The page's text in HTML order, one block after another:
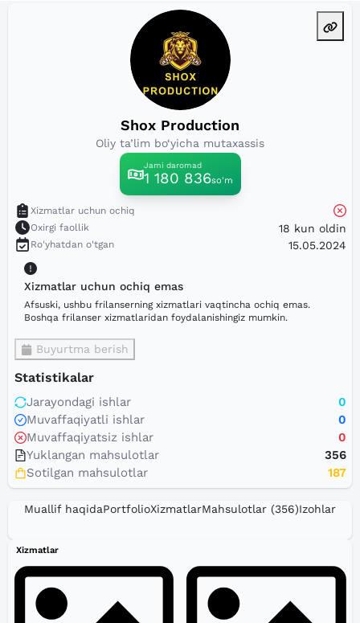
Shox Production
Oliy ta’lim bo‘yicha mutaxassis
Jami daromad
1 180 836so'm
Xizmatlar uchun ochiq
Oxirgi faollik
18 kun oldin
Ro'yhatdan o'tgan 15.05.2024
Xizmatlar uchun ochiq emas
Afsuski, ushbu frilanserning xizmatlari vaqtincha ochiq emas.
Boshqa frilanser xizmatlaridan foydalanishingiz mumkin.
Buyurtma berish
Statistikalar
Jarayondagi ishlar
0
Muvaffaqiyatli ishlar
0
Muvaffaqiyatsiz ishlar
0
Yuklangan mahsulotlar
356
Sotilgan mahsulotlar
187
Muallif haqidaPortfolioXizmatlarMahsulotlar (356)Izohlar
Xizmatlar